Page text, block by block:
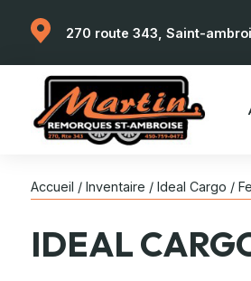
270 route 343, Saint-
Accueil / Inventaire / Ideal Cargo /
IDEAL